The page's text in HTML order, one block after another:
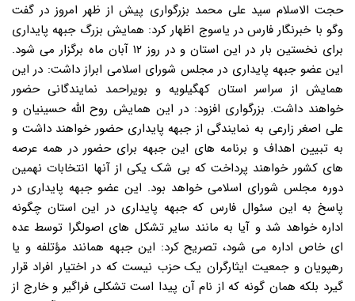
حجت الاسلام سید علی محمد بزرگواری پیش از ظهر امروز در گفت
وگو با خبرنگار فارس در یاسوج اظهار کرد: همایش بزرگ جبهه پایداری
برای نخستین بار در این استان و در روز ۱۲ آبان ماه برگزار می شود.
این عضو جبهه پایداری در مجلس شورای اسلامی ابراز داشت: در این
همایش از سراسر استان کهگیلویه و بویراحمد نمایندگانی حضور
خواهند داشت. بزرگواری افزود: در این همایش روح الله حسینیان و
علی اصغر زارعی به نمایندگی از جبهه پایداری حضور خواهند داشت و
به تبیین اهداف و برنامه های این جبهه برای حضور در همه عرصه
های کشور خواهند پرداخت که بی شک یکی از آنها انتخابات نهمین
دوره مجلس شورای اسلامی خواهد بود. این عضو جبهه پایداری در
پاسخ به این سئوال فارس که جبهه پایداری در این استان چگونه
اداره خواهد شد و آیا به مانند سایر تشکل های اصولگرا توسط عده
ای خاص اداره می شود، تصریح کرد: این جبهه همانند مؤتلفه و یا
رهپویان و جمعیت ایثارگران یک حزب نیست که در اختیار افراد قرار
گیرد بلکه همان گونه که از نام آن پیدا است تشکلی فراگیر و خارج از